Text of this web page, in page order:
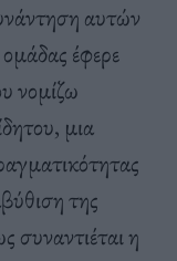
αυτών
έφερε
νομίζω
μια
της
συναντιέται η